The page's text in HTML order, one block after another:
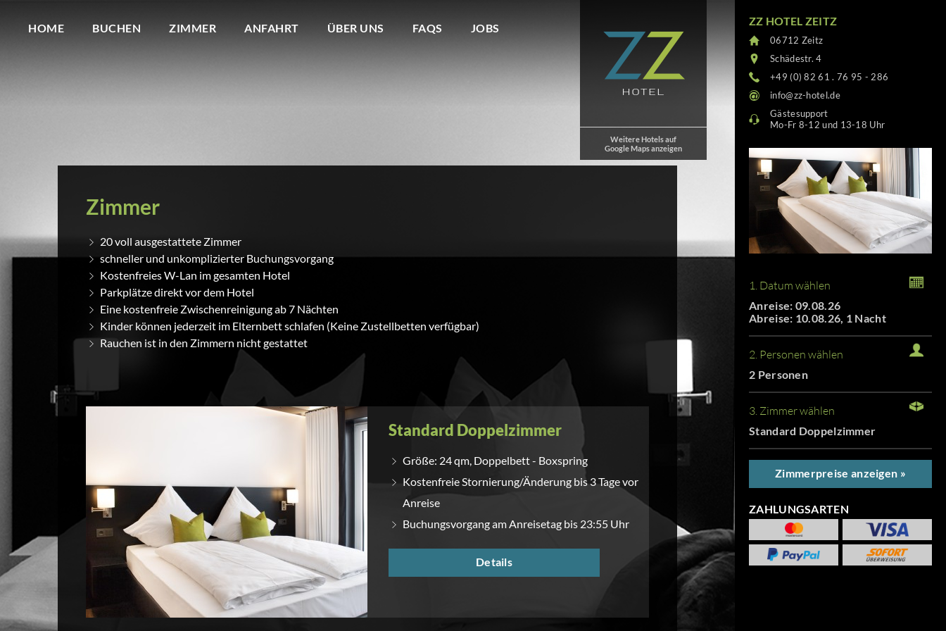
Weitere Hotels auf
Google Maps anzeigen
HOME BUCHEN ZIMMER ANFAHRT ÜBER UNS FAQS JOBS
Zimmer
20 voll ausgestattete Zimmer
schneller und unkomplizierter Buchungsvorgang
Kostenfreies W-Lan im gesamten Hotel
Parkplätze direkt vor dem Hotel
Eine kostenfreie Zwischenreinigung ab 7 Nächten
Kinder können jederzeit im Elternbett schlafen (Keine Zustellbetten verfügbar)
Rauchen ist in den Zimmern nicht gestattet
Standard Doppelzimmer
Größe: 24 qm, Doppelbett - Boxspring
Kostenfreie Stornierung/Änderung bis 3 Tage vor
Anreise
Buchungsvorgang am Anreisetag bis 23:55 Uhr
Details
ZZ HOTEL ZEITZ
06712 Zeitz
Schädestr. 4
+49 (0) 82 61 . 76 95 - 286
info@zz-hotel.de
Gästesupport
Mo-Fr 8-12 und 13-18 Uhr
1. Datum wählen
Anreise: 09.08.26
Abreise: 10.08.26, 1 Nacht
2. Personen wählen
2 Personen
3. Zimmer wählen
Standard Doppelzimmer
Zimmerpreise anzeigen »
ZAHLUNGSARTEN